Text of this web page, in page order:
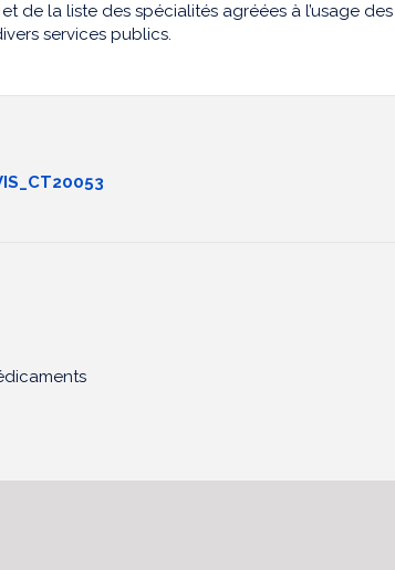
de la liste des spécialités agréées à l’usage des
services publics.